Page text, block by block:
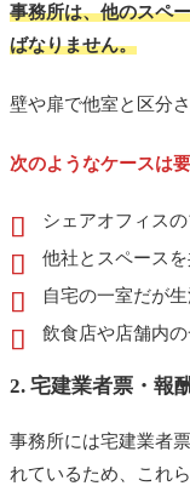
事務所は、他のスペ
ばなりません。
壁や扉で他室と区分
次のようなケースは
シェアオフィス
他社とスペース
自宅の一室だが
飲食店や店舗内の
2. 宅建業者票・報
事務所には宅建業者
れているため、これ